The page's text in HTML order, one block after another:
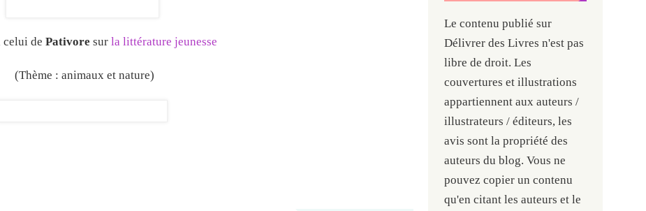
celui de Pativore sur la littérature jeunesse
(Thème : animaux et nature)
Le contenu publié sur
Délivrer des Livres n'est pas
libre de droit. Les
couvertures et illustrations
appartiennent aux auteurs /
illustrateurs / éditeurs, les
avis sont la propriété des
auteurs du blog. Vous ne
pouvez copier un contenu
qu'en citant les auteurs et le